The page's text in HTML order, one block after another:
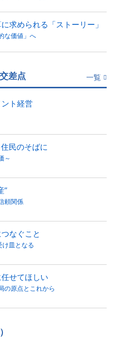
求められる「ストーリー」
な価値」へ
差点 一覧
ト経営
民のそばに
～
”
頼関係
なぐこと
け皿となる
せてほしい
の原点とこれから